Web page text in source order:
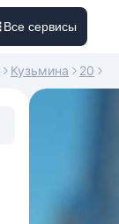
Все сервисы
Кузьмина 20